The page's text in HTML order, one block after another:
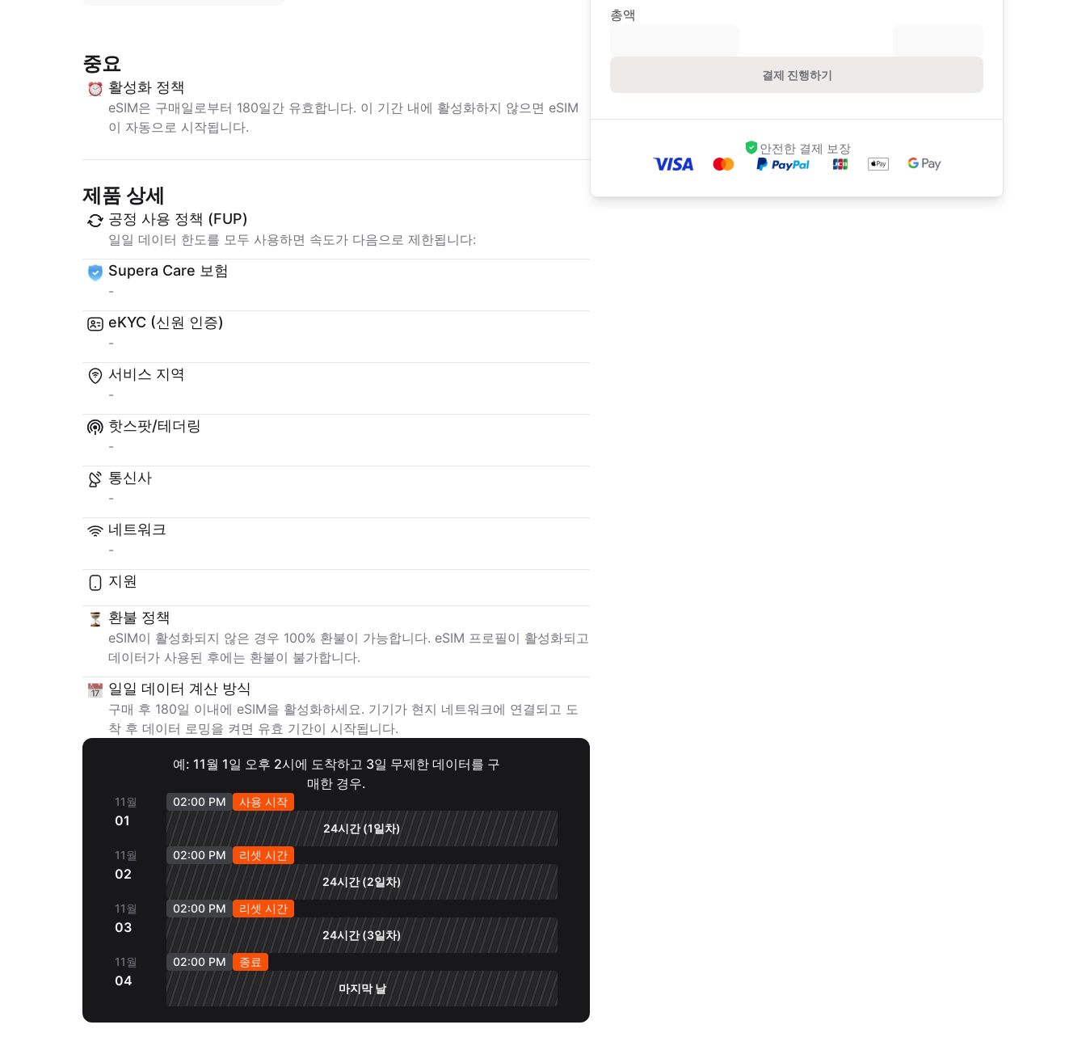
중요
활성화 정책
eSIM은 구매일로부터 180일간 유효합니다. 이 기간 내에 활성화하지 않으면 eSIM
이 자동으로 시작됩니다.
제품 상세
공정 사용 정책 (FUP)
일일 데이터 한도를 모두 사용하면 속도가 다음으로 제한됩니다:
Supera Care 보험
-
eKYC (신원 인증)
-
서비스 지역
-
핫스팟/테더링
-
통신사
-
네트워크
-
지원
환불 정책
eSIM이 활성화되지 않은 경우 100% 환불이 가능합니다. eSIM 프로필이 활성화되고
데이터가 사용된 후에는 환불이 불가합니다.
일일 데이터 계산 방식
구매 후 180일 이내에 eSIM을 활성화하세요. 기기가 현지 네트워크에 연결되고 도
착 후 데이터 로밍을 켜면 유효 기간이 시작됩니다.
예: 11월 1일 오후 2시에 도착하고 3일 무제한 데이터를 구
매한 경우.
11월
01
02:00 PM
사용 시작
24시간 (1일차)
11월
02
02:00 PM
리셋 시간
24시간 (2일차)
11월
03
02:00 PM
리셋 시간
24시간 (3일차)
11월
04
02:00 PM
종료
마지막 날
총액
결제 진행하기
안전한 결제 보장